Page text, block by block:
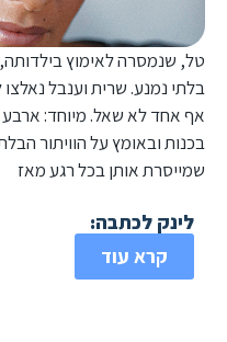
טל, שנמסרה לאימוץ
בלתי נמנע. שרית וענבל
אף אחד לא שאל. מיוחד:
בכנות ובאומץ על הוויתור
שמייסרת אותן בכל רגע מאז
לינק לכתבה:
קרא עוד